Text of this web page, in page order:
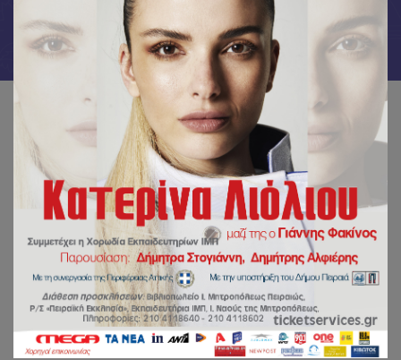
“Συνάντηση γονέων” με τον διακεκριμένο Σεφ, Γιώργο Τσούλη!
“Συνάντηση γονέων” με τον
διακεκριμένο Σεφ, Γιώργο
Τσούλη!